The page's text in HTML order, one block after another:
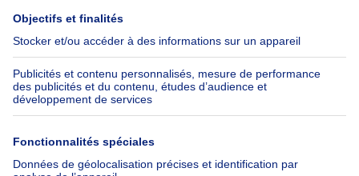
Presse
Emplois
Groupe Axel Springer
SeLoger.com
Immowelt.de
Belfius
Assurances
Check-list déménagement
Aide
Suivez-nous